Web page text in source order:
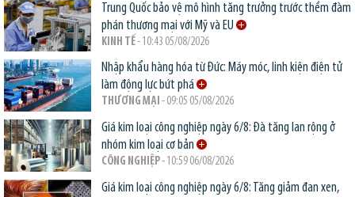
Trung Quốc bảo vệ mô hình tăng trưởng trước thềm đàm
phán thương mại với Mỹ và EU
KINH TẾ- 10:43 05/08/2026
Nhập khẩu hàng hóa từ Đức: Máy móc, linh kiện điện tử
làm động lực bứt phá
THƯƠNG MẠI - 09:05 05/08/2026
Giá kim loại công nghiệp ngày 6/8: Đà tăng lan rộng ở
nhóm kim loại cơ bản
CÔNG NGHIỆP- 10:59 06/08/2026
Giá kim loại công nghiệp ngày 6/8: Tăng giảm đan xen,